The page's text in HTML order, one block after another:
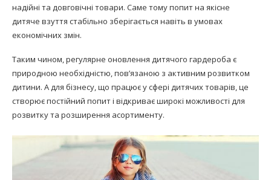
надійні та довговічні товари. Саме тому попит на якісне
дитяче взуття стабільно зберігається навіть в умовах
економічних змін.
Таким чином, регулярне оновлення дитячого гардероба є
природною необхідністю, пов’язаною з активним розвитком
дитини. А для бізнесу, що працює у сфері дитячих товарів, це
створює постійний попит і відкриває широкі можливості для
розвитку та розширення асортименту.